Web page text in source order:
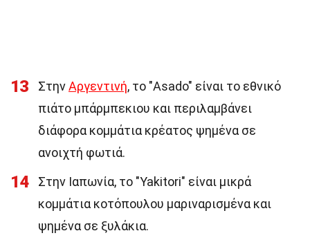
13 ΣτηνΑργεντινή, το "Asado" είναι το εθνικό
πιάτο μπάρμπεκιου και περιλαμβάνει
διάφορα κομμάτια κρέατος ψημένα σε
ανοιχτή φωτιά.
14
Στην Ιαπωνία, το "Yakitori" είναι μικρά
κομμάτια κοτόπουλου μαριναρισμένα και
ψημένα σε ξυλάκια.